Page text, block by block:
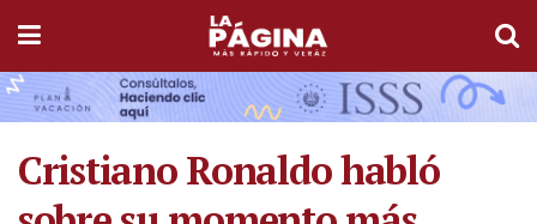
Cristiano Ronaldo habló